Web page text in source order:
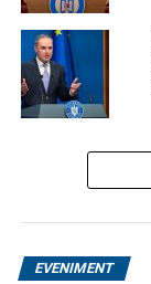
EVENIMENT